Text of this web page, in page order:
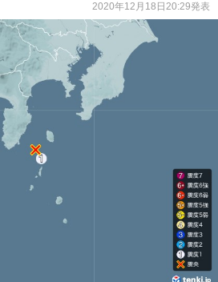
2020年12月18日20:29発表